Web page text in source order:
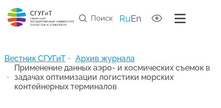
RuEn
Правила рецензирования статей
Список научных рецензентов
Полезные ссылки
Вестник СГУГиТ
Архив журнала
Применение данных аэро- и космических съемок в
задачах оптимизации логистики морских
контейнерных терминалов